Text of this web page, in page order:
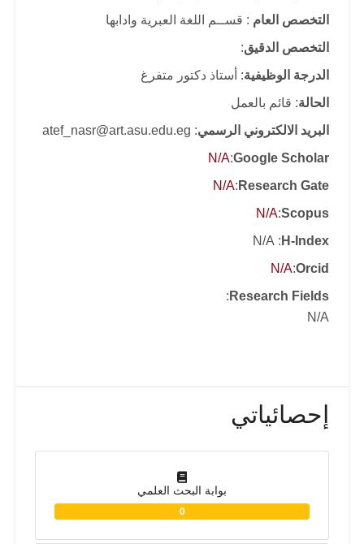
التخصص العام : قســم اللغة العبرية وادابها
التخصص الدقيق:
الدرجة الوظيفية: أستاذ دكتور متفرغ
الحالة: قائم بالعمل
البريد الالكتروني الرسمي: atef_nasr@art.asu.edu.eg
Google Scholar
:
N/A
Research Gate
:
N/A
Scopus
:
N/A
H-Index
: N/A
Orcid
:
N/A
Research Fields
:
N/A
إحصائياتي
بوابة البحث العلمي
0